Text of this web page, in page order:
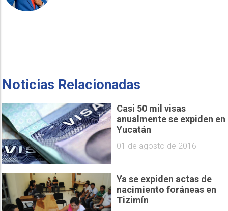
Noticias Relacionadas
Casi 50 mil visas
anualmente se expiden en
Yucatán
01 de agosto de 2016
Ya se expiden actas de
nacimiento foráneas en
Tizimín